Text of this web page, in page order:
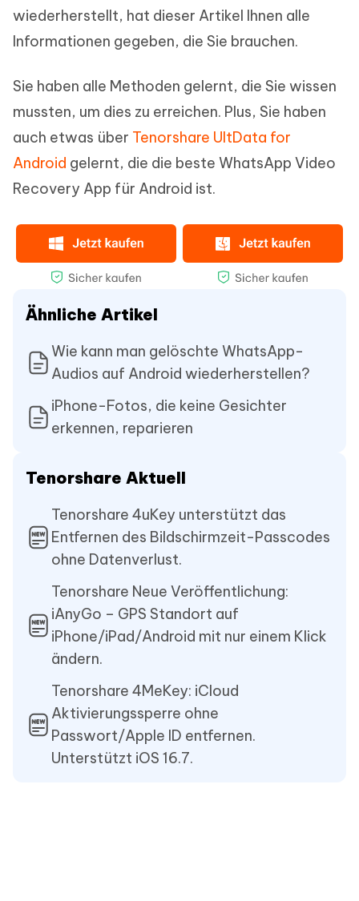
wiederherstellt, hat dieser Artikel Ihnen alle
Informationen gegeben, die Sie brauchen.
Sie haben alle Methoden gelernt, die Sie wissen
mussten, um dies zu erreichen. Plus, Sie haben
auch etwas über Tenorshare UltData for
Android gelernt, die die beste WhatsApp Video
Recovery App für Android ist.
Ähnliche Artikel
Wie kann man gelöschte WhatsApp-
Audios auf Android wiederherstellen?
iPhone-Fotos, die keine Gesichter
erkennen, reparieren
Tenorshare Aktuell
Tenorshare 4uKey unterstützt das
Entfernen des Bildschirmzeit-Passcodes
ohne Datenverlust.
Tenorshare Neue Veröffentlichung:
iAnyGo – GPS Standort auf
iPhone/iPad/Android mit nur einem Klick
ändern.
Tenorshare 4MeKey: iCloud
Aktivierungssperre ohne
Passwort/Apple ID entfernen.
Unterstützt iOS 16.7.